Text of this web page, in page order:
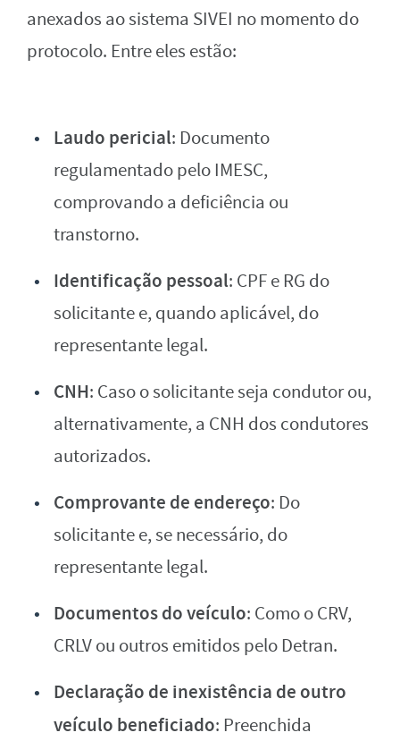
anexados ao sistema SIVEI no momento do
protocolo. Entre eles estão:
Laudo pericial: Documento
regulamentado pelo IMESC,
comprovando a deficiência ou
transtorno.
Identificação pessoal: CPF e RG do
solicitante e, quando aplicável, do
representante legal.
CNH: Caso o solicitante seja condutor ou,
alternativamente, a CNH dos condutores
autorizados.
Comprovante de endereço: Do
solicitante e, se necessário, do
representante legal.
Documentos do veículo: Como o CRV,
CRLV ou outros emitidos pelo Detran.
Declaração de inexistência de outro
veículo beneficiado: Preenchida